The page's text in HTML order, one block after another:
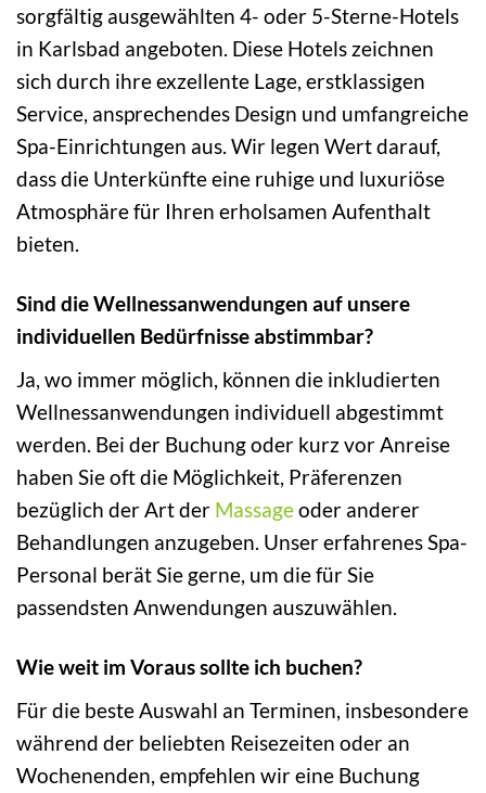
sorgfältig ausgewählten 4- oder 5-Sterne-Hotels
in Karlsbad angeboten. Diese Hotels zeichnen
sich durch ihre exzellente Lage, erstklassigen
Service, ansprechendes Design und umfangreiche
Spa-Einrichtungen aus. Wir legen Wert darauf,
dass die Unterkünfte eine ruhige und luxuriöse
Atmosphäre für Ihren erholsamen Aufenthalt
bieten.
Sind die Wellnessanwendungen auf unsere
individuellen Bedürfnisse abstimmbar?
Ja, wo immer möglich, können die inkludierten
Wellnessanwendungen individuell abgestimmt
werden. Bei der Buchung oder kurz vor Anreise
haben Sie oft die Möglichkeit, Präferenzen
bezüglich der Art der Massageoder anderer
Behandlungen anzugeben. Unser erfahrenes Spa-
Personal berät Sie gerne, um die für Sie
passendsten Anwendungen auszuwählen.
Wie weit im Voraus sollte ich buchen?
Für die beste Auswahl an Terminen, insbesondere
während der beliebten Reisezeiten oder an
Wochenenden, empfehlen wir eine Buchung